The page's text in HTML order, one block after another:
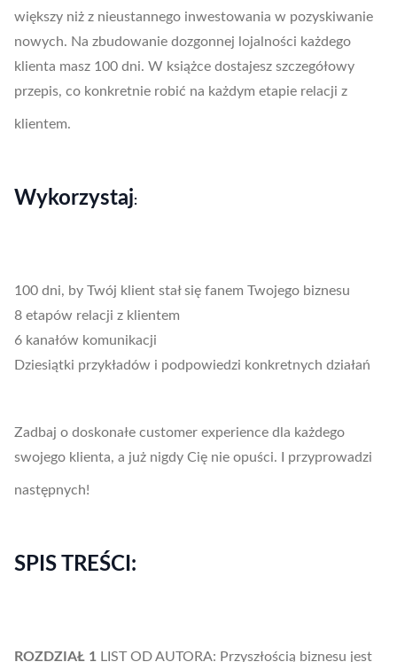
większy niż z nieustannego inwestowania w pozyskiwanie
nowych. Na zbudowanie dozgonnej lojalności każdego
klienta masz 100 dni. W książce dostajesz szczegółowy
przepis, co konkretnie robić na każdym etapie relacji z
klientem.
Wykorzystaj:
100 dni, by Twój klient stał się fanem Twojego biznesu
8 etapów relacji z klientem
6 kanałów komunikacji
Dziesiątki przykładów i podpowiedzi konkretnych działań
Zadbaj o doskonałe customer experience dla każdego
swojego klienta, a już nigdy Cię nie opuści. I przyprowadzi
następnych!
SPIS TREŚCI:
ROZDZIAŁ 1 LIST OD AUTORA: Przyszłością biznesu jest